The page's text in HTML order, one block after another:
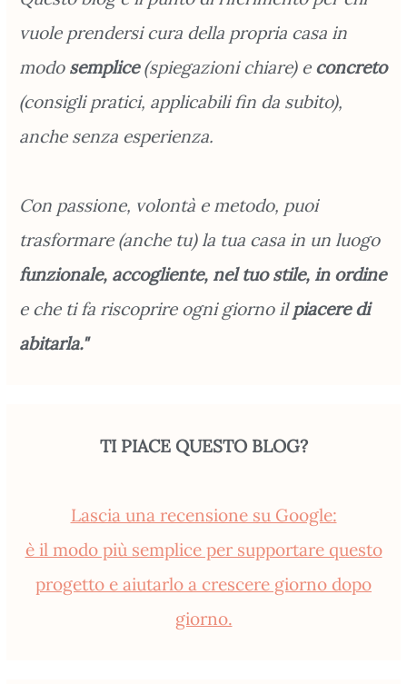
vuole prendersi cura della propria casa in
modo semplice(spiegazioni chiare) e concreto
(consigli pratici, applicabili fin da subito),
anche senza esperienza.
Con passione, volontà e metodo, puoi
trasformare (anche tu) la tua casa in un luogo
funzionale, accogliente, nel tuo stile, in ordine
e che ti fa riscoprire ogni giorno il piacere di
abitarla."
TI PIACE QUESTO BLOG?
Lascia una recensione su Google:
è il modo più semplice per supportare questo
progetto e aiutarlo a crescere giorno dopo
giorno.